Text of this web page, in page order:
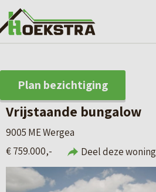
Plan bezichtiging
Vrijstaande bungalow
9005 ME Wergea
€ 759.000,-
Deel deze woning